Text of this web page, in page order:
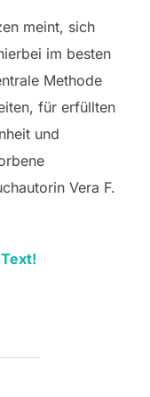
meint, sich
im besten
Methode
für erfüllten
und
Vera F.